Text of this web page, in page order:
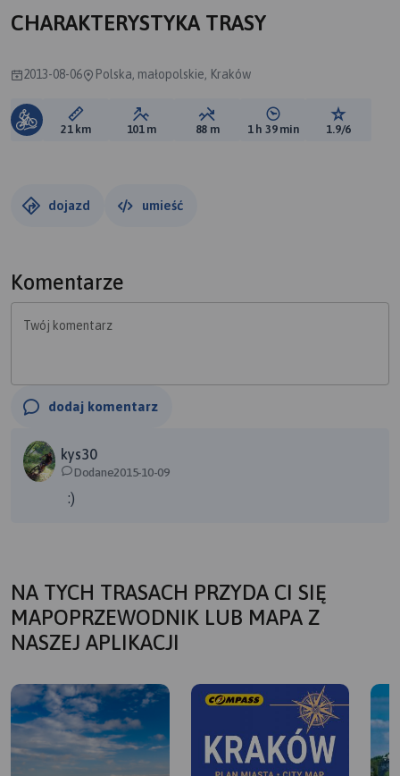
CHARAKTERYSTYKA TRASY
2013-08-06 Polska, małopolskie, Kraków
Długość trasy:
21 km Suma przewyższeń:
101 m Suma spadków:
88 m Średni czas potrzebny
1 h 39 min Ocena
1.9/6
dojazd umieść
Komentarze
Twój komentarz
dodaj komentarz
kys30
Dodane2015-10-09
:)
NA TYCH TRASACH PRZYDA CI SIĘ
MAPOPRZEWODNIK LUB MAPA Z
NASZEJ APLIKACJI